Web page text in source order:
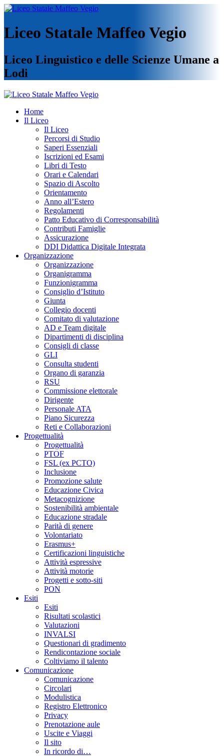
Liceo Statale Maffeo Vegio
Liceo Linguistico e delle Scienze Umane a
Lodi
Home
Il Liceo
Il Liceo
Percorsi di Studio
Saperi Essenziali
Iscrizioni ed Esami
Libri di Testo
Orari e Calendari
Spazio di Ascolto
Orientamento
Anno all’Estero
Regolamenti
Patto Educativo di Corresponsabilità
Contributi Famiglie
Assicurazione
DDI Didattica Digitale Integrata
Organizzazione
Organizzazione
Organigramma
Funzionigramma
Consiglio d’Istituto
Giunta
Collegio docenti
Comitato di valutazione
AD e Team digitale
Dipartimenti di disciplina
Consigli di classe
GLI
Consulta studenti
Organo di garanzia
RSU
Commissione elettorale
Dirigente
Personale ATA
Piano Sicurezza
Reti e Collaborazioni
Progettualità
Progettualità
PTOF
FSL (ex PCTO)
Inclusione
Promozione salute
Educazione Civica
Metacognizione
Sostenibilità ambientale
Educazione stradale
Parità di genere
Volontariato
Erasmus+
Certificazioni linguistiche
Attività espressive
Attività motorie
Progetti e sotto-siti
PON
Esiti
Esiti
Risultati scolastici
Valutazioni
INVALSI
Questionari di gradimento
Rendicontazione sociale
Coltiviamo il talento
Comunicazione
Comunicazione
Circolari
Modulistica
Registro Elettronico
Privacy
Prenotazione aule
Uscite e Viaggi
Il sito
In ricordo di…